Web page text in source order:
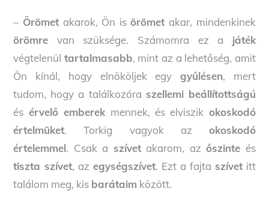
– Örömet akarok, Ön isörömet akar, mindenkinek
örömre van szüksége. Számomra ez a játék
végtelenül tartalmasabb, mint az a lehetőség, amit
Ön kínál, hogy elnököljek egy gyűlésen, mert
tudom, hogy a találkozóra szellemi beállítottságú
és érvelő emberek mennek, és elviszik okoskodó
értelmüket. Torkig vagyok az okoskodó
értelemmel. Csak a szívetakarom, azőszinte és
tiszta szívet, azegységszívet. Ezt a fajta szívetitt
találom meg, kis barátaim között.